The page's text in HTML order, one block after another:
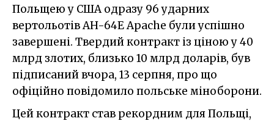
Польщею у США одразу 96 ударних
вертольотів AH-64E Apache були успішно
завершені. Твердий контракт із ціною у 40
млрд злотих, близько 10 млрд доларів, був
підписаний вчора, 13 серпня, про що
офіційно повідомило польське міноборони.
Цей контракт став рекордним для Польщі,